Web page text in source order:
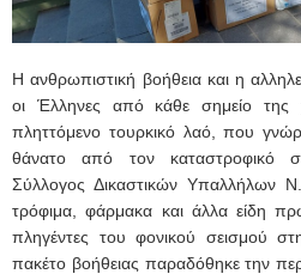
Η ανθρωπιστική βοήθεια και η
οι Έλληνες από κάθε σημείο της
πληττόμενο τουρκικό λαό, που
θάνατο από τον καταστροφικό
Σύλλογος Δικαστικών Υπαλλήλων
τρόφιμα, φάρμακα και άλλα είδη
πληγέντες του φονικού σεισμού
πακέτο βοήθειας παραδόθηκε την